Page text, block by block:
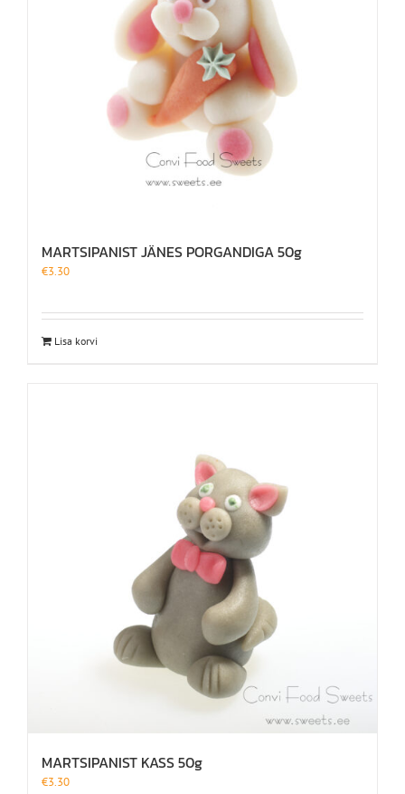
MARTSIPANIST JÄNES PORGANDIGA 50g
€3.30
Lisa korvi
MARTSIPANIST KASS 50g
€3.30